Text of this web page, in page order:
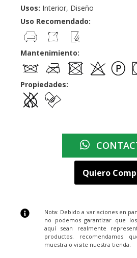
Usos: Interior, Diseño
Uso Recomendado:
Mantenimiento:
Propiedades:
Quiero
Nota: Debido a variaciones en
no podemos garantizar que
aquí sean realmente
productos. recomendamos
muestra o visite nuestra tienda.